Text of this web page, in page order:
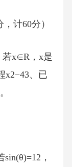
计60分）
若x∈R，x是
x2−43、已
，